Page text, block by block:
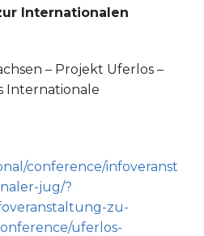
Internationalen
– Projekt Uferlos –
Internationale
conference/infoveranst
jug/?
zu-
uferlos-